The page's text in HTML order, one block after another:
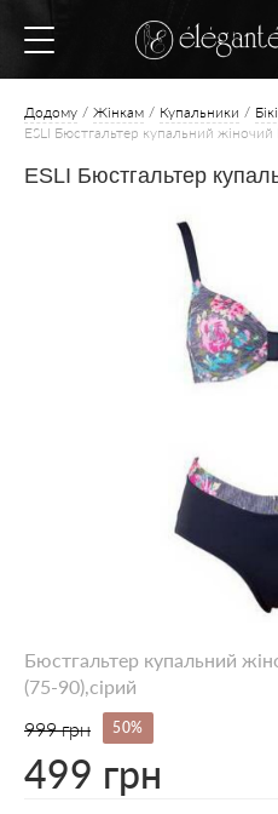
Додому Жінкам Купальники
ESLI Бюстгальтер купальний жіночий
ESLI Бюстгальтер
Бюстгальтер купальний
(75-90),сірий
999 грн
50%
499 грн